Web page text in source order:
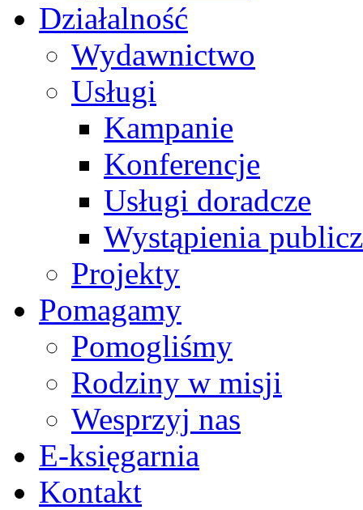
Działalność
Wydawnictwo
Usługi
Kampanie
Konferencje
Usługi doradcze
Wystąpienia
Projekty
Pomagamy
Pomogliśmy
Rodziny w misji
Wesprzyj nas
E-księgarnia
Kontakt